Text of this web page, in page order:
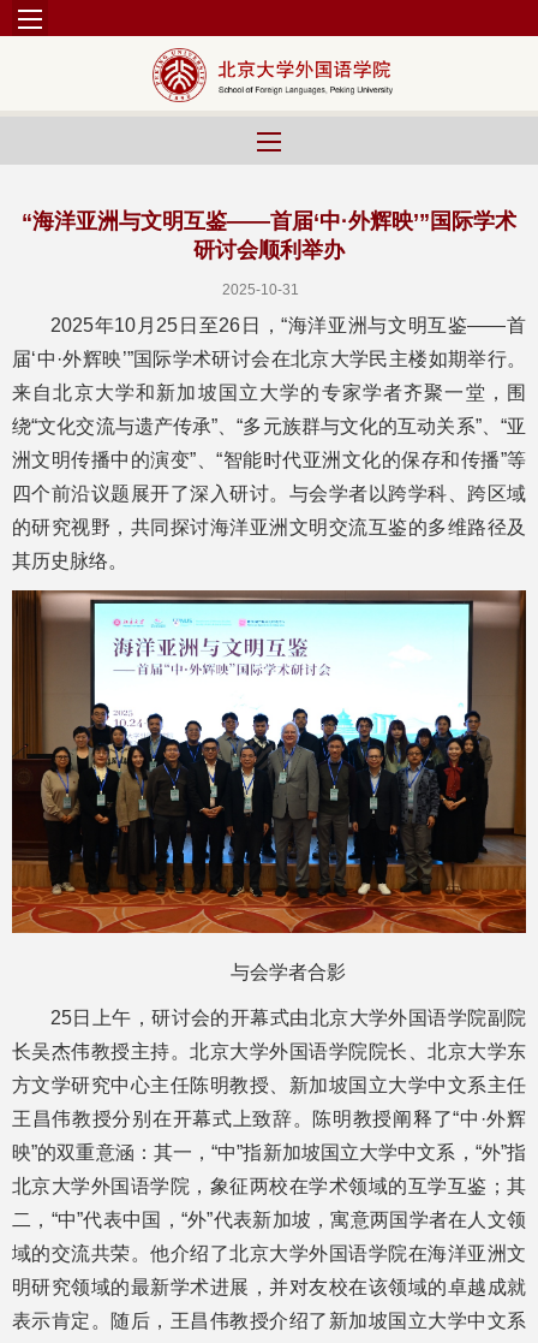
“海洋亚洲与文明互鉴——首届‘中·外辉映’”国际学术
研讨会顺利举办
2025-10-31
2025年10月25日至26日，“海洋亚洲与文明互鉴——首
届‘中·外辉映’”国际学术研讨会在北京大学民主楼如期举行。
来自北京大学和新加坡国立大学的专家学者齐聚一堂，围
绕“文化交流与遗产传承”、“多元族群与文化的互动关系”、“亚
洲文明传播中的演变”、“智能时代亚洲文化的保存和传播”等
四个前沿议题展开了深入研讨。与会学者以跨学科、跨区域
的研究视野，共同探讨海洋亚洲文明交流互鉴的多维路径及
其历史脉络。
与会学者合影
25日上午，研讨会的开幕式由北京大学外国语学院副院
长吴杰伟教授主持。北京大学外国语学院院长、北京大学东
方文学研究中心主任陈明教授、新加坡国立大学中文系主任
王昌伟教授分别在开幕式上致辞。陈明教授阐释了“中·外辉
映”的双重意涵：其一，“中”指新加坡国立大学中文系，“外”指
北京大学外国语学院，象征两校在学术领域的互学互鉴；其
二，“中”代表中国，“外”代表新加坡，寓意两国学者在人文领
域的交流共荣。他介绍了北京大学外国语学院在海洋亚洲文
明研究领域的最新学术进展，并对友校在该领域的卓越成就
表示肯定。随后，王昌伟教授介绍了新加坡国立大学中文系